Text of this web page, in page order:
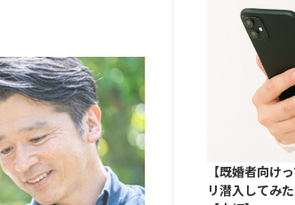
【既婚者向け
リ潜入してみ